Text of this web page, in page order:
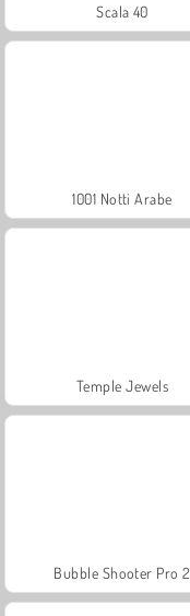
Scala 40
1001 Notti Arabe
Temple Jewels
Bubble Shooter Pro 2